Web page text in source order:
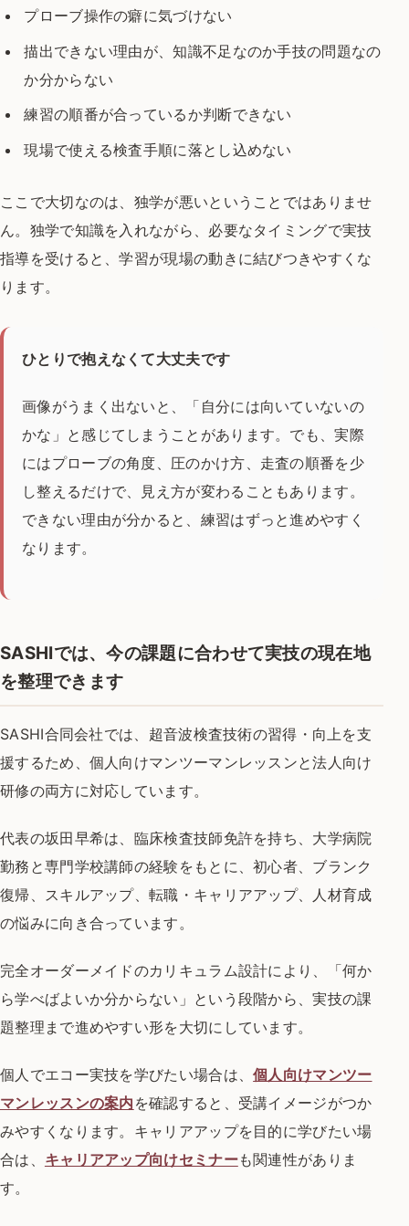
プローブ操作の癖に気づけない
描出できない理由が、知識不足なのか手技の問題なの
か分からない
練習の順番が合っているか判断できない
現場で使える検査手順に落とし込めない
ここで大切なのは、独学が悪いということではありませ
ん。独学で知識を入れながら、必要なタイミングで実技
指導を受けると、学習が現場の動きに結びつきやすくな
ります。
ひとりで抱えなくて大丈夫です
画像がうまく出ないと、「自分には向いていないの
かな」と感じてしまうことがあります。でも、実際
にはプローブの角度、圧のかけ方、走査の順番を少
し整えるだけで、見え方が変わることもあります。
できない理由が分かると、練習はずっと進めやすく
なります。
SASHIでは、今の課題に合わせて実技の現在地
を整理できます
SASHI合同会社では、超音波検査技術の習得・向上を支
援するため、個人向けマンツーマンレッスンと法人向け
研修の両方に対応しています。
代表の坂田早希は、臨床検査技師免許を持ち、大学病院
勤務と専門学校講師の経験をもとに、初心者、ブランク
復帰、スキルアップ、転職・キャリアアップ、人材育成
の悩みに向き合っています。
完全オーダーメイドのカリキュラム設計により、「何か
ら学べばよいか分からない」という段階から、実技の課
題整理まで進めやすい形を大切にしています。
個人でエコー実技を学びたい場合は、個人向けマンツー
マンレッスンの案内 を確認すると、受講イメージがつか
みやすくなります。キャリアアップを目的に学びたい場
合は、 キャリアアップ向けセミナーも関連性がありま
す。